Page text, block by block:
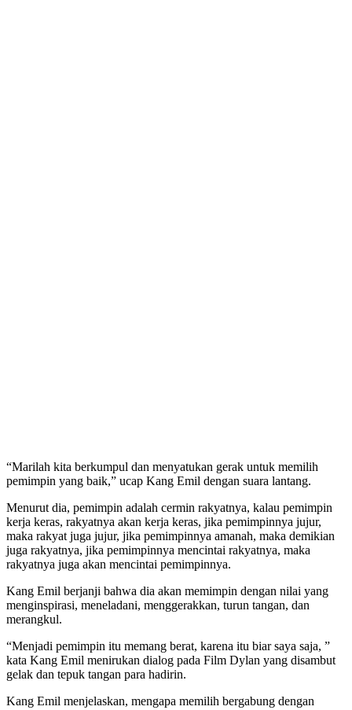
“Marilah kita berkumpul dan menyatukan gerak untuk memilih
pemimpin yang baik,” ucap Kang Emil dengan suara lantang.
Menurut dia, pemimpin adalah cermin rakyatnya, kalau pemimpin
kerja keras, rakyatnya akan kerja keras, jika pemimpinnya jujur,
maka rakyat juga jujur, jika pemimpinnya amanah, maka demikian
juga rakyatnya, jika pemimpinnya mencintai rakyatnya, maka
rakyatnya juga akan mencintai pemimpinnya.
Kang Emil berjanji bahwa dia akan memimpin dengan nilai yang
menginspirasi, meneladani, menggerakkan, turun tangan, dan
merangkul.
“Menjadi pemimpin itu memang berat, karena itu biar saya saja, ”
kata Kang Emil menirukan dialog pada Film Dylan yang disambut
gelak dan tepuk tangan para hadirin.
Kang Emil menjelaskan, mengapa memilih bergabung dengan